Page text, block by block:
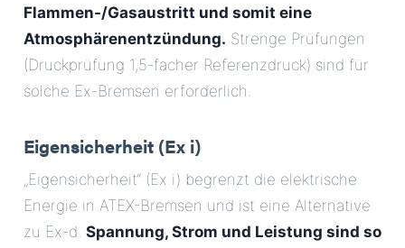
Flammen-/Gasaustritt und somit eine
Atmosphärenentzündung. Strenge Prüfungen
(Druckprüfung 1,5-facher Referenzdruck) sind für
solche Ex-Bremsen erforderlich.
Eigensicherheit (Ex i)
„Eigensicherheit“ (Ex i) begrenzt die elektrische
Energie in ATEX-Bremsen und ist eine Alternative
zu Ex-d. Spannung, Strom und Leistung sind so